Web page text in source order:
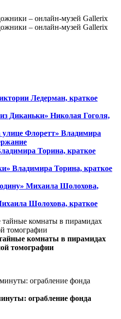
Ледерман, краткое
Диканьки» Николая Гоголя,
Флоретт» Владимира
Торина, краткое
Владимира Торина, краткое
Михаила Шолохова,
Шолохова, краткое
комнаты в пирамидах
томографии
ограбление фонда